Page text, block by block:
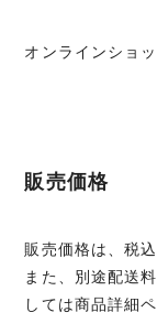
オンラインショ
販売価格
販売価格は、税
また、別途配送
しては商品詳細